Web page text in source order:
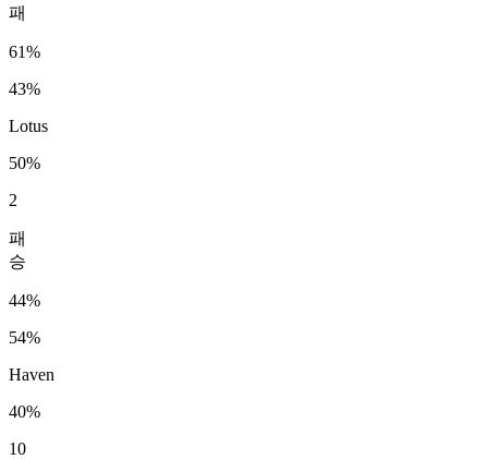
패
61%
43%
Lotus
50%
2
패
승
44%
54%
Haven
40%
10